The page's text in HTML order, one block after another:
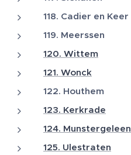
118. Cadier en Keer
119. Meerssen
120. Wittem
121. Wonck
122. Houthem
123. Kerkrade
124. Munstergeleen
125. Ulestraten